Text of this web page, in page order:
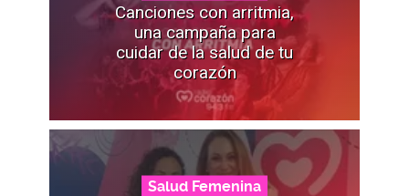
Canciones con arritmia,
una campaña para
cuidar de la salud de tu
corazón
Salud Femenina